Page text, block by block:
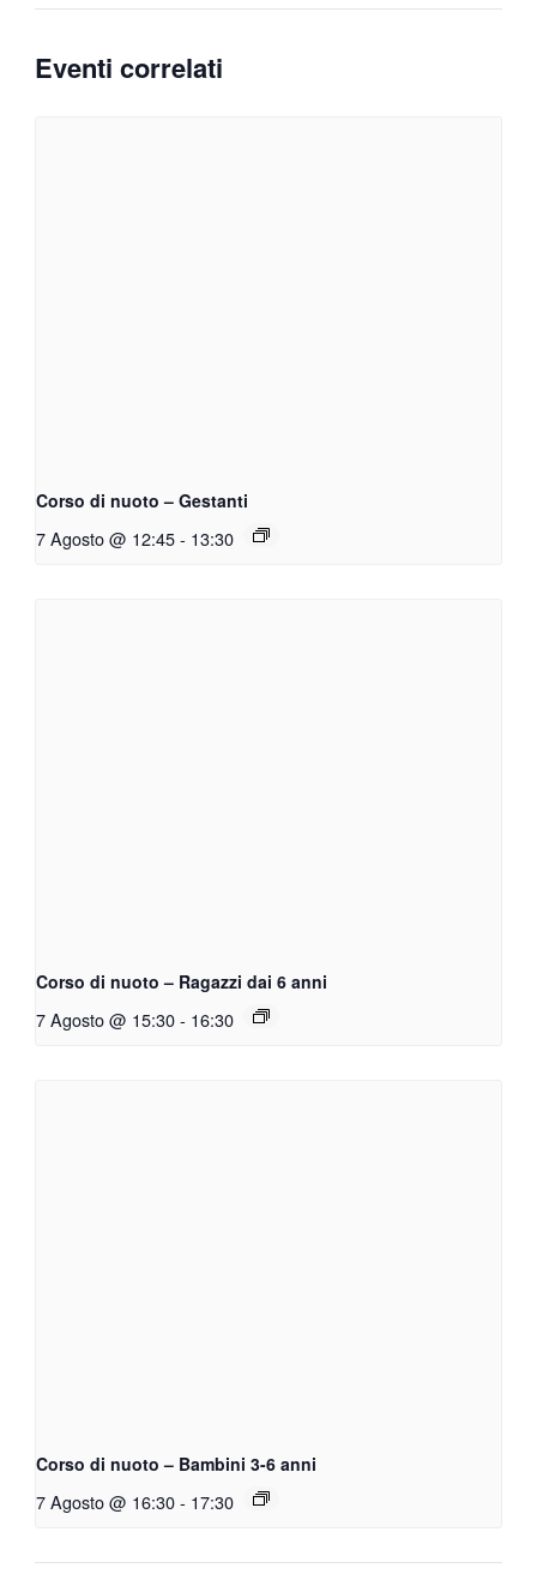
Eventi correlati
Corso di nuoto – Gestanti
7 Agosto @ 12:45 - 13:30
Corso di nuoto – Ragazzi dai 6 anni
7 Agosto @ 15:30 - 16:30
Corso di nuoto – Bambini 3-6 anni
7 Agosto @ 16:30 - 17:30